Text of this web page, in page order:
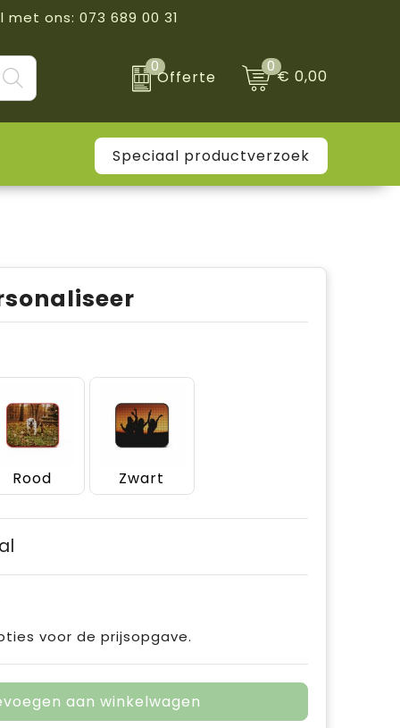
met ons: 073 689 00 31
0
Offerte
0€ 0,00
Speciaal productverzoek
Rood Zwart
voor de prijsopgave.
aan winkelwagen